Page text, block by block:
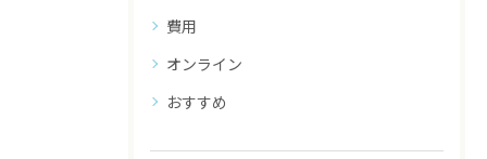
費用
オンライン
おすすめ